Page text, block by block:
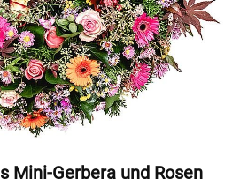
Mini-Gerbera und Rosen